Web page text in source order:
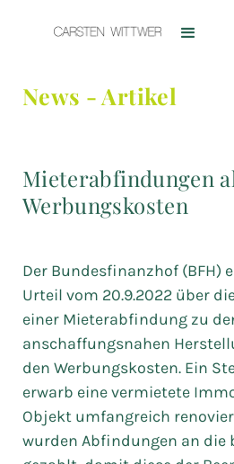
News - Artikel
Mieterabfindungen
Werbungskosten
Der Bundesfinanzhof (BFH)
Urteil vom 20.9.2022 über
einer Mieterabfindung zu
anschaffungsnahen
den Werbungskosten. Ein
erwarb eine vermietete
Objekt umfangreich
wurden Abfindungen an die